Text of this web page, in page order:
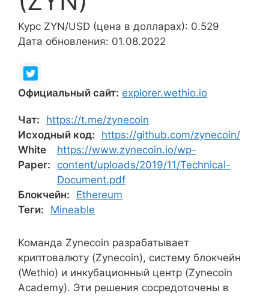
Курс ZYN/USD (цена в долларах): 0.529
Дата обновления: 01.08.2022
Официальный сайт: explorer.wethio.io
Чат:
https://t.me/zynecoin
Исходный код:
https://github.com/zynecoin/
White
Paper:
https://www.zynecoin.io/wp-
content/uploads/2019/11/Technical-
Document.pdf
Блокчейн:
Ethereum
Теги:
Mineable
Команда Zynecoin разрабатывает
криптовалюту (Zynecoin), систему блокчейн
(Wethio) и инкубационный центр (Zynecoin
Academy). Эти решения сосредоточены в